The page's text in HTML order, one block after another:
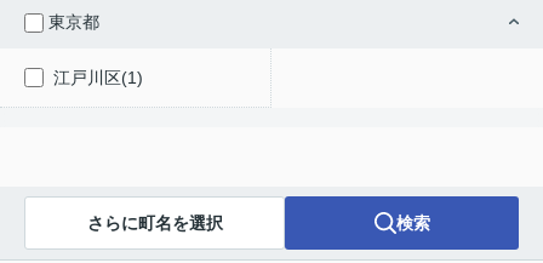
東京都
江戸川区(1)
さらに町名を選択 検索